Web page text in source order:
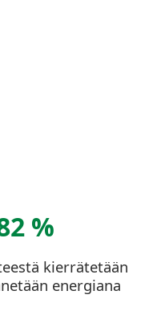
%
kierrätetään
energiana